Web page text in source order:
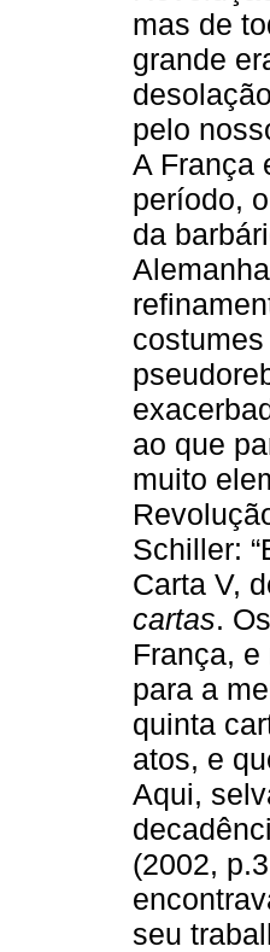
mas de
grande
pelo
A França
período,
da
ao que
muito
Schiller:
Carta V,
cartas.
França,
para a
quinta
atos, e
Aqui,
(2002,
seu